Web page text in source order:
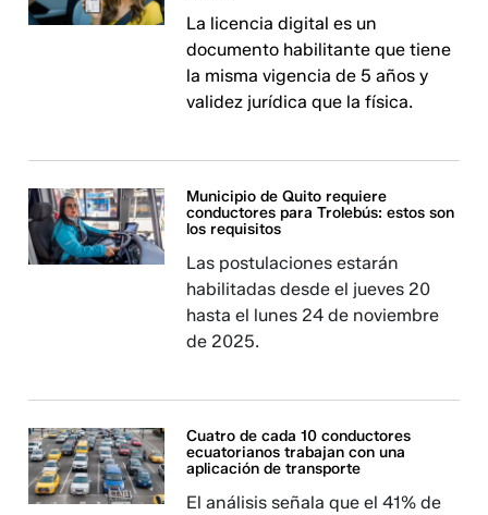
La licencia digital es un
documento habilitante que tiene
la misma vigencia de 5 años y
validez jurídica que la física.
Municipio de Quito requiere
conductores para Trolebús: estos son
los requisitos
Las postulaciones estarán
habilitadas desde el jueves 20
hasta el lunes 24 de noviembre
de 2025.
Cuatro de cada 10 conductores
ecuatorianos trabajan con una
aplicación de transporte
El análisis señala que el 41% de